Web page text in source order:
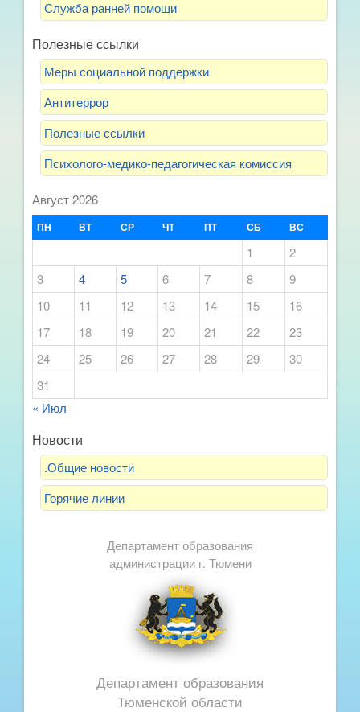
Служба ранней помощи
Полезные ссылки
Меры социальной поддержки
Антитеррор
Полезные ссылки
Психолого-медико-педагогическая комиссия
Август 2026
ПН ВТ СР ЧТ ПТ СБ ВС
1
2
3
4 5 6 7 8
9
10
11 12 13 14 15
16
17
18 19 20 21 22
23
24
25 26 27 28 29
30
31
« Июл
Новости
.Общие новости
Горячие линии
Департамент образования
администрации г. Тюмени
Департамент образования
Тюменской области